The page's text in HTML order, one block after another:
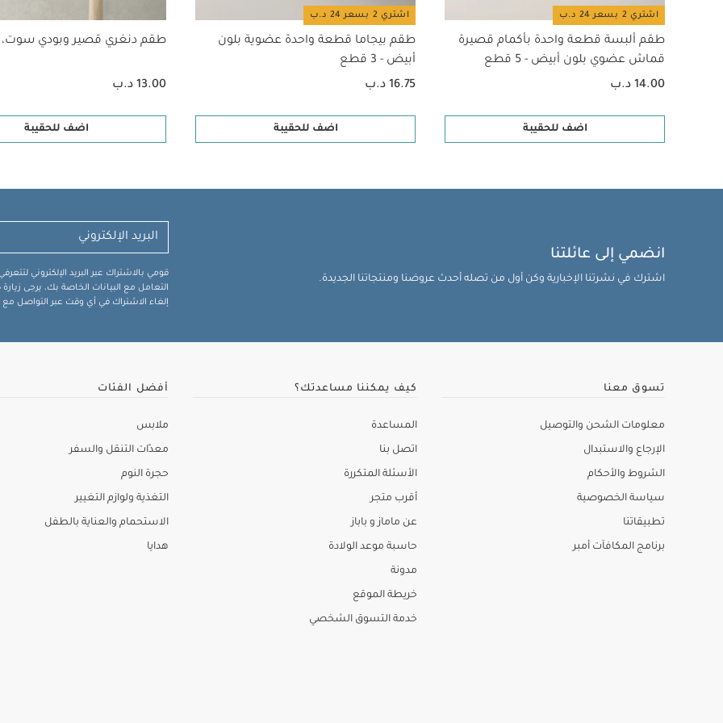
اشتري 2 بسعر 24 د.ب
طقم ألبسة قطعة واحدة بأكمام قصيرة
قماش عضوي بلون أبيض - 5 قطع
14.00 د.ب
اضف للحقيبة
اشتري 2 بسعر 24 د.ب
طقم بيجاما قطعة واحدة عضوية بلون
أبيض - 3 قطع
16.75 د.ب
اضف للحقيبة
طقم دنغري قصير وبودي
13.00 د.ب
اضف للحقيبة
انضمي إلى عائلتنا
اشترك في نشرتنا الإخبارية وكن أول من تصله أحدث عروضنا ومنتجاتنا الجديدة.
قومي بالاشتراك عبر البريد الإلكتروني
التعامل مع البيانات الخاصة بك، يرجى
إلغاء الاشتراك في أي وقت عبر التواصل مع
تسوق معنا
معلومات الشحن والتوصيل
الإرجاع والاستبدال
الشروط والأحكام
سياسة الخصوصية
تطبيقاتنا
برنامج المكافآت أمبر
كيف يمكننا مساعدتك؟
المساعدة
اتصل بنا
الأسئلة المتكررة
أقرب متجر
عن ماماز و باباز
حاسبة موعد الولادة
مدونة
خريطة الموقع
خدمة التسوق الشخصي
أفضل الفئات
ملابس
معدّات التنقل والسفر
حجرة النوم
التغذية ولوازم التغيير
الاستحمام والعناية بالطفل
هدايا